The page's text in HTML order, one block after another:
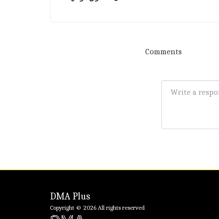
Comments
DMA Plus
Copyright © 2026 All rights reserved